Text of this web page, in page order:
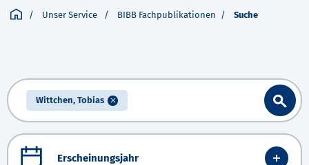
Unser Service BIBB Fachpublikationen Suche
Wittchen, Tobias
Erscheinungsjahr